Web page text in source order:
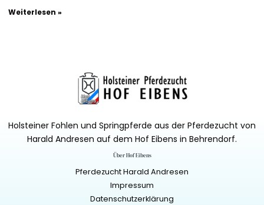
Weiterlesen »
Holsteiner Fohlen und Springpferde aus der Pferdezucht von
Harald Andresen auf dem Hof Eibens in Behrendorf.
Über Hof Eibens
Pferdezucht Harald Andresen
Impressum
Datenschutzerklärung